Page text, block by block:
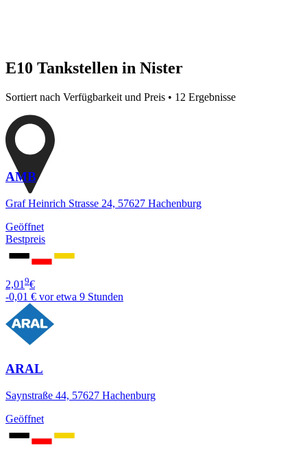
E10 Tankstellen in Nister
Sortiert nach Verfügbarkeit und Preis • 12 Ergebnisse
AMB
Graf Heinrich Strasse 24, 57627 Hachenburg
Geöffnet
Bestpreis
2,01 9€
-0,01 € vor etwa 9 Stunden
ARAL
Saynstraße 44, 57627 Hachenburg
Geöffnet